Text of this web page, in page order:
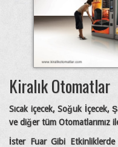
Kiralık Otomatlar
Sıcak içecek, Soğuk İçecek,
ve diğer tüm Otomatlarımız
İster Fuar Gibi Etkinliklerde